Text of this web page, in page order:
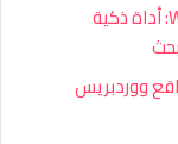
إضافة GDC AI Site Workers لـ WordPress: أداة ذكية